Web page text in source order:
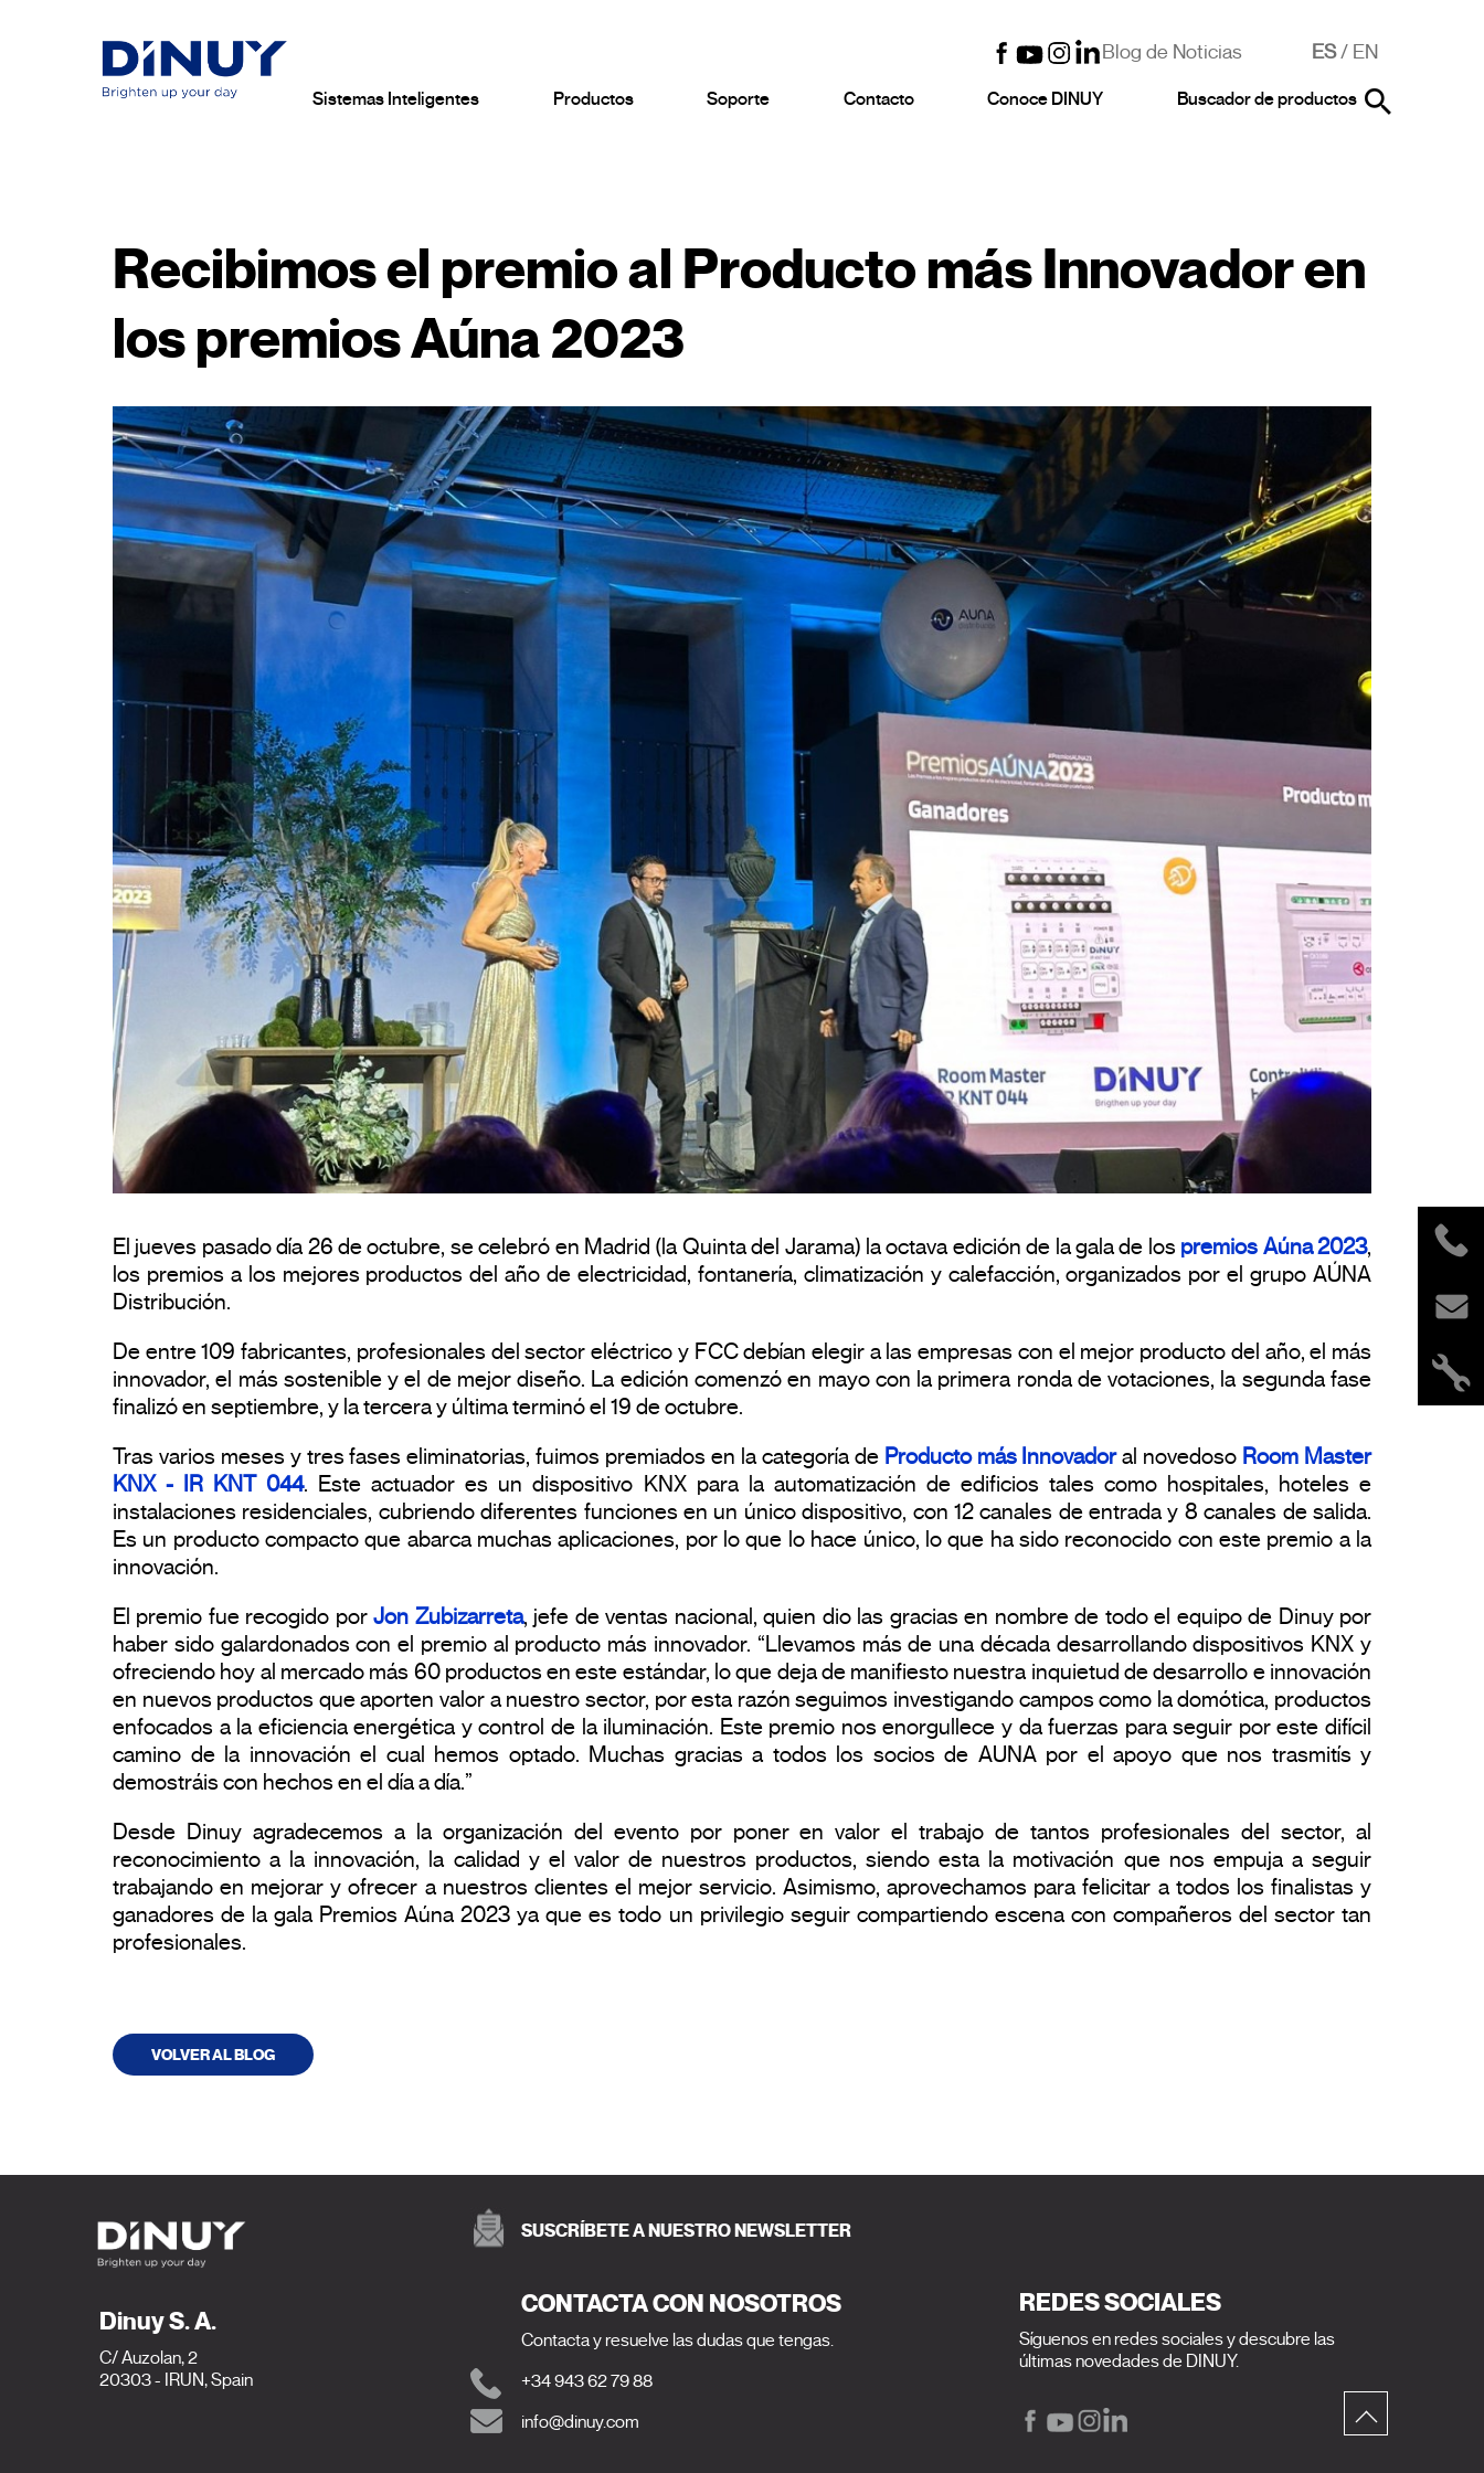
Blog de Noticias ES/ EN
Sistemas Inteligentes Productos Soporte Contacto Conoce DINUY Buscador de productos
Recibimos el premio al Producto más Innovador en
los premios Aúna 2023
El jueves pasado día 26 de octubre, se celebró en Madrid (la Quinta del Jarama) la octava edición de la gala de los premios Aúna 2023,
los premios a los mejores productos del año de electricidad, fontanería, climatización y calefacción, organizados por el grupo AÚNA
Distribución.
De entre 109 fabricantes, profesionales del sector eléctrico y FCC debían elegir a las empresas con el mejor producto del año, el más
innovador, el más sostenible y el de mejor diseño. La edición comenzó en mayo con la primera ronda de votaciones, la segunda fase
finalizó en septiembre, y la tercera y última terminó el 19 de octubre.
Tras varios meses y tres fases eliminatorias, fuimos premiados en la categoría de Producto más Innovadoral novedoso Room Master
KNX - IR KNT 044. Este actuador es un dispositivo KNX para la automatización de edificios tales como hospitales, hoteles e
instalaciones residenciales, cubriendo diferentes funciones en un único dispositivo, con 12 canales de entrada y 8 canales de salida.
Es un producto compacto que abarca muchas aplicaciones, por lo que lo hace único, lo que ha sido reconocido con este premio a la
innovación.
El premio fue recogido porJon Zubizarreta, jefe de ventas nacional, quien dio las gracias en nombre de todo el equipo de Dinuy por
haber sido galardonados con el premio al producto más innovador. “Llevamos más de una década desarrollando dispositivos KNX y
ofreciendo hoy al mercado más 60 productos en este estándar, lo que deja de manifiesto nuestra inquietud de desarrollo e innovación
en nuevos productos que aporten valor a nuestro sector, por esta razón seguimos investigando campos como la domótica, productos
enfocados a la eficiencia energética y control de la iluminación. Este premio nos enorgullece y da fuerzas para seguir por este difícil
camino de la innovación el cual hemos optado. Muchas gracias a todos los socios de AUNA por el apoyo que nos trasmitís y
demostráis con hechos en el día a día.”
Desde Dinuy agradecemos a la organización del evento por poner en valor el trabajo de tantos profesionales del sector, al
reconocimiento a la innovación, la calidad y el valor de nuestros productos, siendo esta la motivación que nos empuja a seguir
trabajando en mejorar y ofrecer a nuestros clientes el mejor servicio. Asimismo, aprovechamos para felicitar a todos los finalistas y
ganadores de la gala Premios Aúna 2023 ya que es todo un privilegio seguir compartiendo escena con compañeros del sector tan
profesionales.
VOLVER AL BLOG
Dinuy S. A.
C/ Auzolan, 2
20303 - IRUN, Spain
SUSCRÍBETE A NUESTRO NEWSLETTER
CONTACTA CON NOSOTROS
Contacta y resuelve las dudas que tengas.
+34 943 62 79 88
info@dinuy.com
REDES SOCIALES
Síguenos en redes sociales y descubre las
últimas novedades de DINUY.